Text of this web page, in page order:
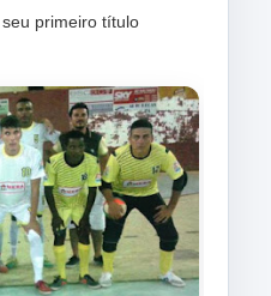
primeiro título